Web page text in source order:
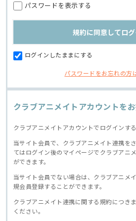
パスワードを表示する
ログインしたままにする
パスワードをお忘れの方
クラブアニメイトアカウントを
クラブアニメイトアカウントでログインする
当サイト会員で、クラブアニメイト連携を
てはログイン後のマイページでクラブアニ
ができます。
当サイト会員でない場合は、クラブアニメ
規会員登録することができます。
クラブアニメイト連携に関する規約につき
ください。